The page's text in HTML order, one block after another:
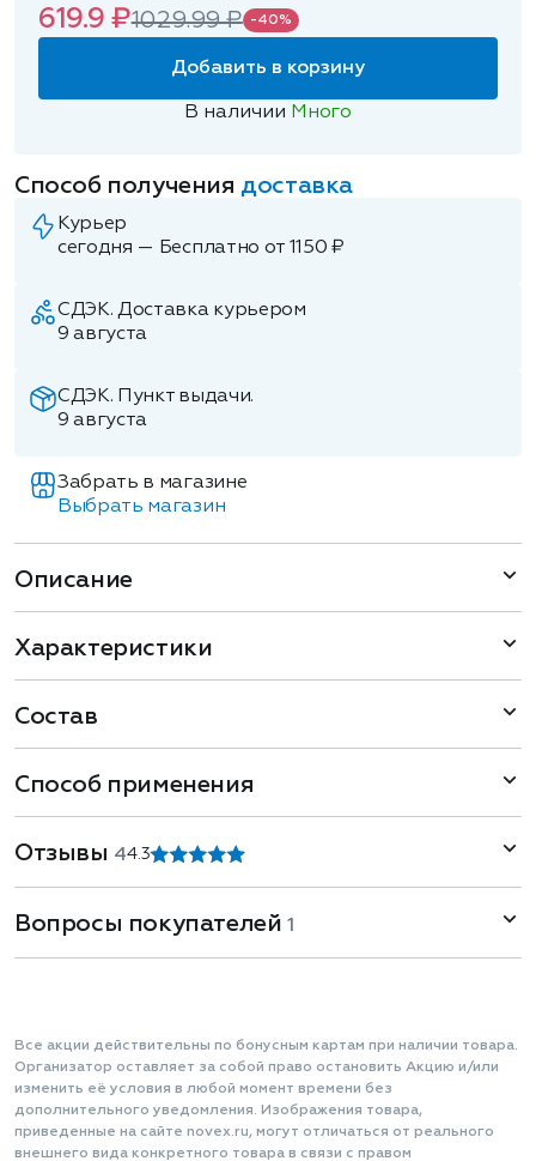
619.9 ₽1029.99 ₽ -40%
Добавить в корзину
В наличии Много
Способ получения доставка
Курьер
сегодня — Бесплатно от 1150 ₽
СДЭК. Доставка курьером
9 августа
СДЭК. Пункт выдачи.
9 августа
Забрать в магазине
Выбрать магазин
Описание
Характеристики
Состав
Способ применения
Отзывы 44.3
Вопросы покупателей 1
Все акции действительны по бонусным картам при наличии товара.
Организатор оставляет за собой право остановить Акцию и/или
изменить её условия в любой момент времени без
дополнительного уведомления. Изображения товара,
приведенные на сайте novex.ru, могут отличаться от реального
внешнего вида конкретного товара в связи с правом